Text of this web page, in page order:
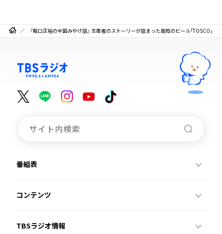
『堀口正裕の全国みやげ話』 生産者のストーリーが詰まった高知のビール「TOSCO」
番組表
コンテンツ
TBSラジオ情報